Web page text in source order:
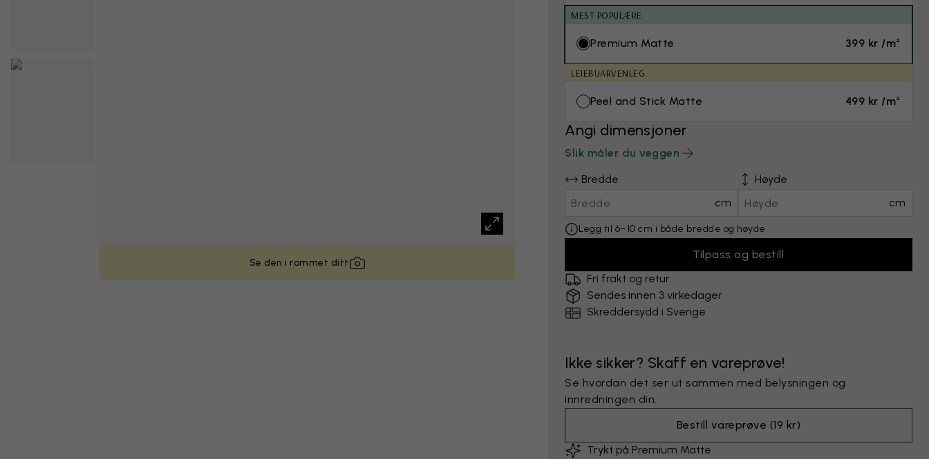
Se den i rommet ditt
MEST POPULÆRE
Premium Matte 399 kr /m²
LEIEBUARVENLEG
Peel and Stick Matte 499 kr /m²
Angi dimensjoner
Slik måler du veggen
Bredde
cm
Høyde
cm
Legg til 6–10 cm i både bredde og høyde
Tilpass og bestill
Fri frakt og retur
Sendes innen 3 virkedager
Skreddersydd i Sverige
Ikke sikker? Skaff en vareprøve!
Se hvordan det ser ut sammen med belysningen og
innredningen din.
Bestill vareprøve (19 kr)
Trykt på Premium Matte